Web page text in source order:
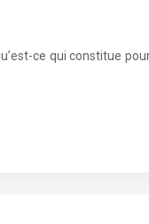
ce qui constitue